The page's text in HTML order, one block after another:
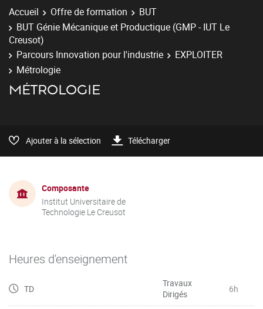
Accueil Offre de formation
BUT
BUT Génie Mécanique et Productique (GMP - IUT Le
Creusot)
Parcours Innovation pour l'industrie
EXPLOITER
Métrologie
MÉTROLOGIE
Ajouter à la sélection Télécharger
Composante
Institut Universitaire de
Technologie Le Creusot
Heures d'enseignement
TD
Travaux
Dirigés
6h